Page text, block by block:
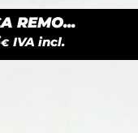
REMO...
€ IVA incl.